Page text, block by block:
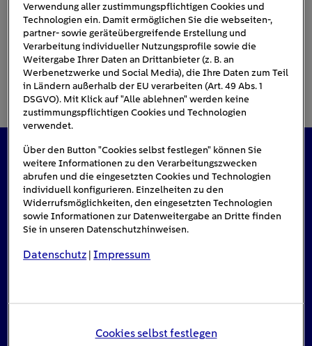
Das könnte Sie auch interessieren
#Solarenergie
Verwendung aller zustimmungspflichtigen Cookies und
Technologien ein. Damit ermöglichen Sie die webseiten-,
partner- sowie geräteübergreifende Erstellung und
Verarbeitung individueller Nutzungsprofile sowie die
Weitergabe Ihrer Daten an Drittanbieter (z. B. an
Werbenetzwerke und Social Media), die Ihre Daten zum Teil
in Ländern außerhalb der EU verarbeiten (Art. 49 Abs. 1
DSGVO). Mit Klick auf "Alle ablehnen" werden keine
zustimmungspflichtigen Cookies und Technologien
verwendet.
Über den Button "Cookies selbst festlegen" können Sie
weitere Informationen zu den Verarbeitungszwecken
abrufen und die eingesetzten Cookies und Technologien
individuell konfigurieren. Einzelheiten zu den
Widerrufsmöglichkeiten, den eingesetzten Technologien
sowie Informationen zur Datenweitergabe an Dritte finden
Sie in unseren Datenschutzhinweisen.
Datenschutz |Impressum
Cookies selbst festlegen